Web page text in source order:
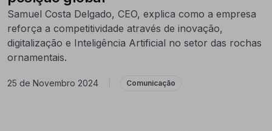
Samuel Costa Delgado, CEO, explica como a empresa
reforça a competitividade através de inovação,
digitalização e Inteligência Artificial no setor das rochas
ornamentais.
25 de Novembro 2024 Comunicação